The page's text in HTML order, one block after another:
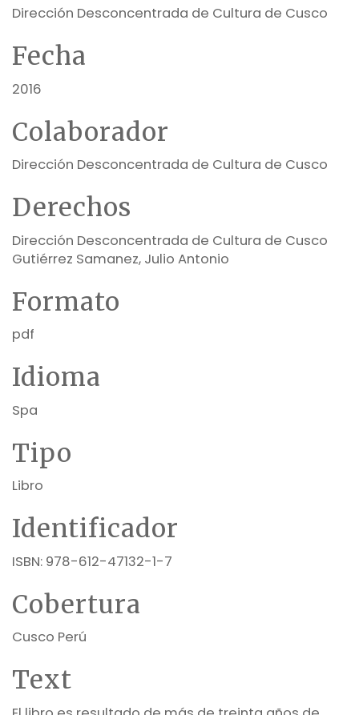
Dirección Desconcentrada de Cultura de Cusco
Fecha
2016
Colaborador
Dirección Desconcentrada de Cultura de Cusco
Derechos
Dirección Desconcentrada de Cultura de Cusco
Gutiérrez Samanez, Julio Antonio
Formato
pdf
Idioma
Spa
Tipo
Libro
Identificador
ISBN: 978-612-47132-1-7
Cobertura
Cusco Perú
Text